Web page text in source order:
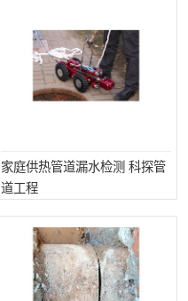
家庭供热管道漏水检测 科探管
道工程